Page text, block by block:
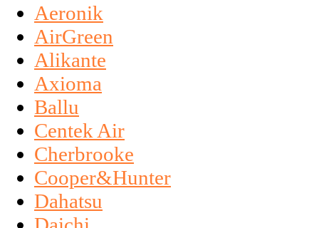
Aeronik
AirGreen
Alikante
Axioma
Ballu
Centek Air
Cherbrooke
Cooper&Hunter
Dahatsu